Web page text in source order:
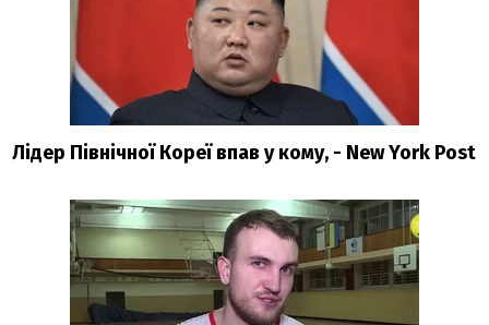
Лідер Північної Кореї впав у кому, - New York Post